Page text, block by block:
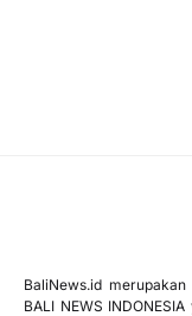
BaliNews.id
BALI NEWS